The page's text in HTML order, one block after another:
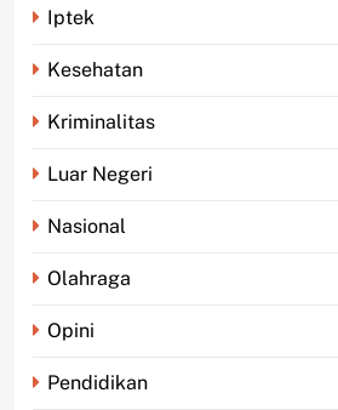
Iptek
Kesehatan
Kriminalitas
Luar Negeri
Nasional
Olahraga
Opini
Pendidikan